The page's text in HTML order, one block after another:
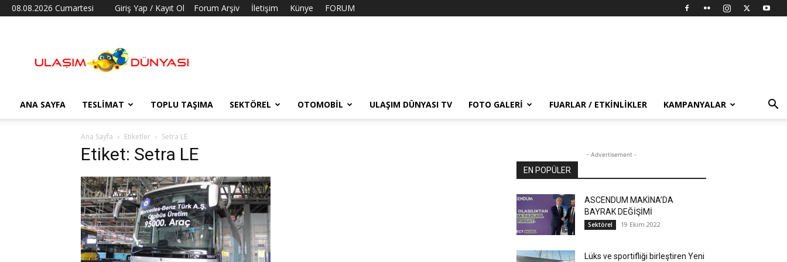
08.08.2026 Cumartesi Giriş Yap / Kayıt Ol Forum Arşiv İletişim Künye FORUM
Dünyası
ANA SAYFA TESLIMAT TOPLU TAŞIMA SEKTÖREL OTOMOBIL ULAŞIM DÜNYASI TV FOTO GALERI FUARLAR / ETKINLIKLER KAMPANYALAR
Ana Sayfa Etiketler Setra LE
Etiket: Setra LE - Advertisement -
EN POPÜLER
ASCENDUM MAKİNA’DA
BAYRAK DEĞİŞİMİ
Sektörel 19 Ekim 2022
Lüks ve sportifliği birleştiren Yeni